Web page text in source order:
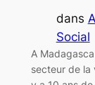
dans
Social
A
secteur de la